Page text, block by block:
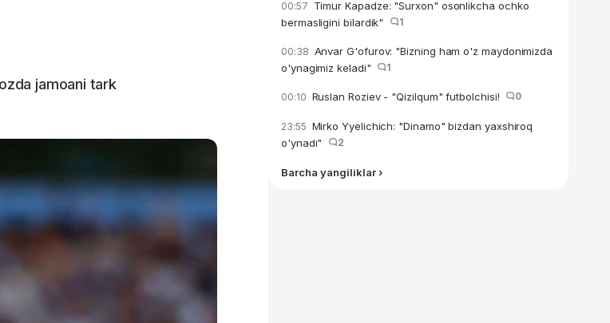
jamoani tark
00:57 Timur Kapadze: "Surxon" osonlikcha ochko
bermasligini bilardik"
1
00:38 Anvar G'ofurov: "Bizning ham o'z maydonimizda
o'ynagimiz keladi"
1
00:10 Ruslan Roziev - "Qizilqum" futbolchisi! 0
23:55 Mirko Yyelichich: "Dinamo" bizdan yaxshiroq
o'ynadi"
2
Barcha yangiliklar ›